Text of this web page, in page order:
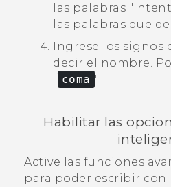
las palabras
las palabras que
Ingrese los signos
decir el nombre.
"‍ coma "‍.
Habilitar las
Active las funciones
para poder escribir con